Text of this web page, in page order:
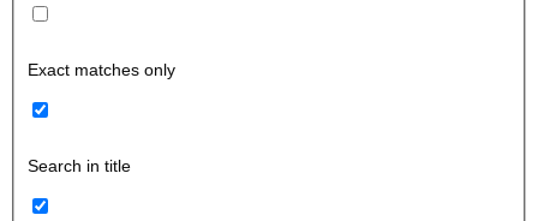
Exact matches only
Search in title